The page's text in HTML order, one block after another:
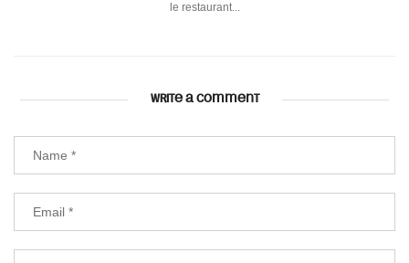
le restaurant...
WRITE A COMMENT